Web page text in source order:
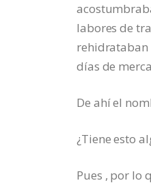
labores de
rehidrataban
días de
De ahí el
¿Tiene esto
Pues , por lo